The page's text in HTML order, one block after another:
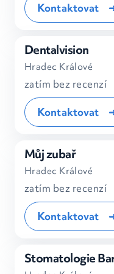
Kontaktovat
Dentalvision
Hradec Králové
zatím bez recenzí
Kontaktovat
Můj zubař
Hradec Králové
zatím bez recenzí
Kontaktovat
Stomatologie